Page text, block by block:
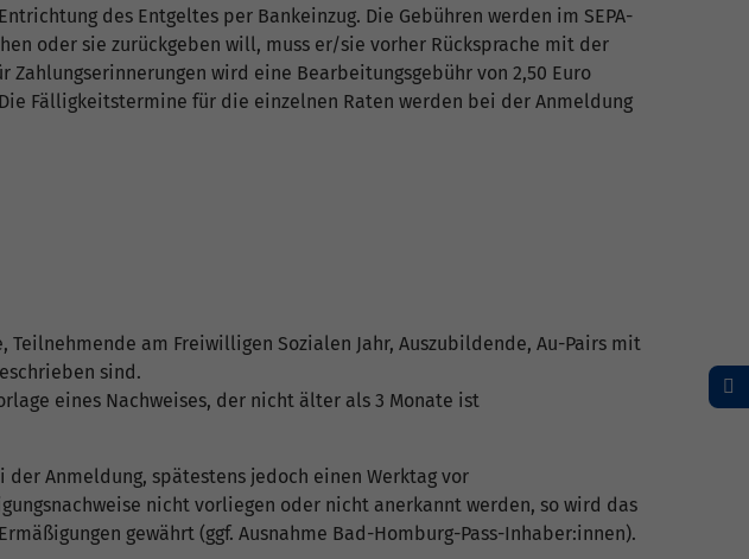
des Entgeltes per Bankeinzug. Die Gebühren werden im SEPA-
oder sie zurückgeben will, muss er/sie vorher Rücksprache mit der
Zahlungserinnerungen wird eine Bearbeitungsgebühr von 2,50 Euro
Fälligkeitstermine für die einzelnen Raten werden bei der Anmeldung
am Freiwilligen Sozialen Jahr, Auszubildende, Au-Pairs mit
sind.
eines Nachweises, der nicht älter als 3 Monate ist
Anmeldung, spätestens jedoch einen Werktag vor
nicht vorliegen oder nicht anerkannt werden, so wird das
gewährt (ggf. Ausnahme Bad-Homburg-Pass-Inhaber:innen).